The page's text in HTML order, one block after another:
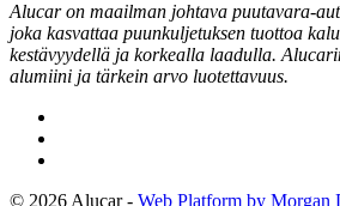
Alucar on maailman johtava puutavara-
joka kasvattaa puunkuljetuksen tuottoa
kestävyydellä ja korkealla laadulla.
alumiini ja tärkein arvo luotettavuus.
© 2026 Alucar - Web Platform by Morgan